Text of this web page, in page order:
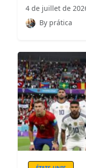
4 de juillet de
By prática